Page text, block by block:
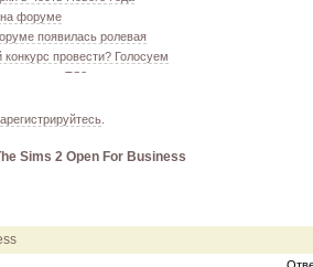
форуме
появилась ролевая
конкурс провести? Голосуем
меш. TS3
свою обувь! TS3
из GTA VC в игре TS3
"Downloads"
.
Sims 2 Open For Business